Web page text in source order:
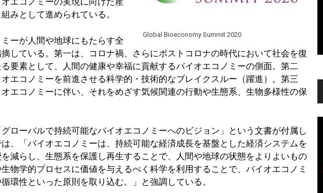
Global Bioeconomy Summit 2020
みとして進められている。
ーが人間や地球にもたらす全
している。第一は、コロナ禍、さらにポストコロナの時代において社会を復
要素として、人間の健康や幸福に貢献するバイオエコノミーの側面。第二
エコノミーを前進させる科学的・技術的なブレイクスルー（躍進）。第三
エコノミーに伴い、それをめざす気候関連の行動や生態系、生物多様性の保
ローバルで持続可能なバイオエコノミーへのビジョン」という文書が付属し
、「バイオエコノミーは、持続可能な経済成長を基盤とした経済システムを
減らし、生態系を保護し再生することで、人間や地球の状態をよりよいもの
物学的プロセスに価値を与えるべく科学を利用することで、バイオエコノミ
環性といった原則を取り込む。」と強調している。